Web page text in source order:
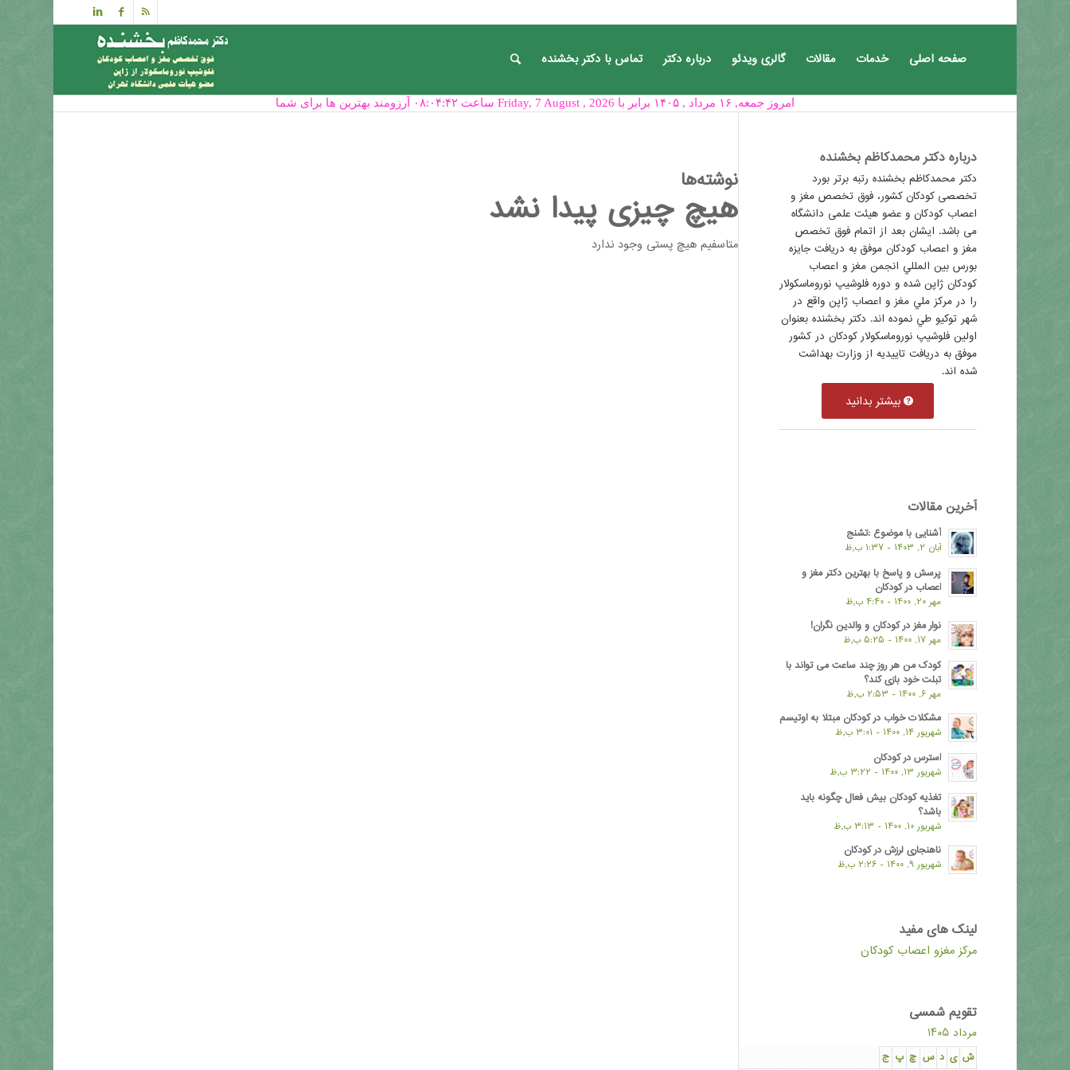
صفحه اصلی خدمات مقالات گالری ویدئو درباره دکتر تماس با دکتر بخشنده
امروز جمعه, ۱۶ مرداد , ۱۴۰۵ برابر با Friday, 7 August , 2026 ساعت ۰۸:۰۴:۴۲ آرزومند بهترین ها برای شما
نوشته‌ها
هیچ چیزی پیدا نشد
متاسفیم هیچ پستی وجود ندارد
درباره دکتر محمدکاظم بخشنده
دکتر محمدكاظم بخشنده رتبه برتر بورد
تخصصی کودکان کشور، فوق تخصص مغز و
اعصاب كودكان و عضو هیئت علمی دانشگاه
می باشد. ایشان بعد از اتمام فوق تخصص
مغز و اعصاب كودكان موفق به دريافت جايزه
بورس بين المللي انجمن مغز و اعصاب
كودكان ژاپن شده و دوره فلوشيپ نوروماسكولار
را در مركز ملي مغز و اعصاب ژاپن واقع در
شهر توکیو طي نموده اند. دکتر بخشنده بعنوان
اولين فلوشيپ نوروماسكولار کودکان در كشور
موفق به دريافت تاييديه از وزارت بهداشت
شده اند.
بیشتر بدانید
آخرین مقالات
آشنایی با موضوع :تشنج
آبان ۲, ۱۴۰۳ - ۱:۳۷ ب٫ظ
پرسش و پاسخ با بهترین دکتر مغز و
اعصاب در کودکان
مهر ۲۰, ۱۴۰۰ - ۴:۴۰ ب٫ظ
نوار مغز در کودکان و والدین نگران!
مهر ۱۷, ۱۴۰۰ - ۵:۲۵ ب٫ظ
کودک من هر روز چند ساعت می تواند با
تبلت خود بازی کند؟
مهر ۶, ۱۴۰۰ - ۲:۵۳ ب٫ظ
مشکلات خواب در کودکان مبتلا به اوتیسم
شهریور ۱۴, ۱۴۰۰ - ۳:۰۱ ب٫ظ
استرس در کودکان
شهریور ۱۳, ۱۴۰۰ - ۳:۲۲ ب٫ظ
تغذیه کودکان بیش فعال چگونه باید
باشد؟
شهریور ۱۰, ۱۴۰۰ - ۳:۱۳ ب٫ظ
ناهنجاری لرزش در کودکان
شهریور ۹, ۱۴۰۰ - ۲:۲۶ ب٫ظ
لینک های مفید
مرکز مغزو اعصاب کودکان
تقویم شمسی
مرداد ۱۴۰۵
ش ی د س چ پ ج